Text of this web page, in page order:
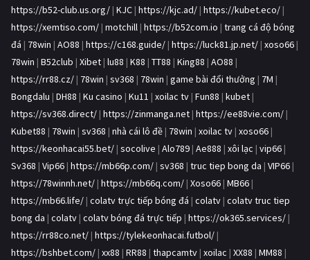
https://b52-club.us.org/ | KJC | https://kjc.ad/ | https://kubet.eco/ |
https://xemtiso.com/ | motchill | https://b52com.io | trang cá độ bóng
đá | 78win | AO88 | https://c168.guide/ | https://luck81.jp.net/ | xoso66 |
78win | B52club | Xibet | lu88 | K88 | TT88 | King88 | AO88 |
https://rr88.cz/ | 78win | sv368 | 78win | game bài đổi thưởng | 7M |
Bongdalu | DH88 | Ku casino | Ku11 | xoilac tv | Fun88 | kubet |
https://sv368.direct/ | https://zinmanga.net | https://ee88vie.com/ |
Kubet88 | 78win | sv368 | nhà cái lô đề | 78win | xoilac tv | xoso66 |
https://keonhacai55.bet/ | socolive | Alo789 | Ae888 | xôi lạc | vip66 |
Sv368 | Vip66 | https://mb66p.com/ | sv368 | truc tiep bong da | VIP66 |
https://78winnh.net/ | https://mb66q.com/ | Xoso66 | MB66 |
https://mb66.life/ | colatv trực tiếp bóng đá | colatv | colatv truc tiep
bong da | colatv | colatv bóng đá trực tiếp | https://ok365.services/ |
https://rr88co.net/ | https://tylekeonhacai.futbol/ |
https://bshbet.com/ | xx88 | RR88 | thapcamtv | xoilac | XX88 | MM88 |